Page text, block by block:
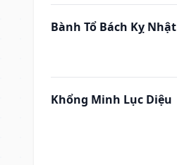
Bành Tổ Bách Kỵ Nhật
Khổng Minh Lục Diệu